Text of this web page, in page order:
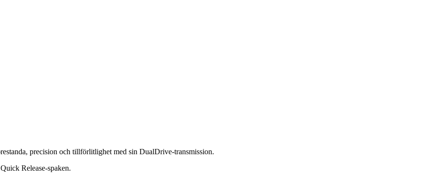
precision och tillförlitlighet med sin DualDrive-transmission.
Release-spaken.